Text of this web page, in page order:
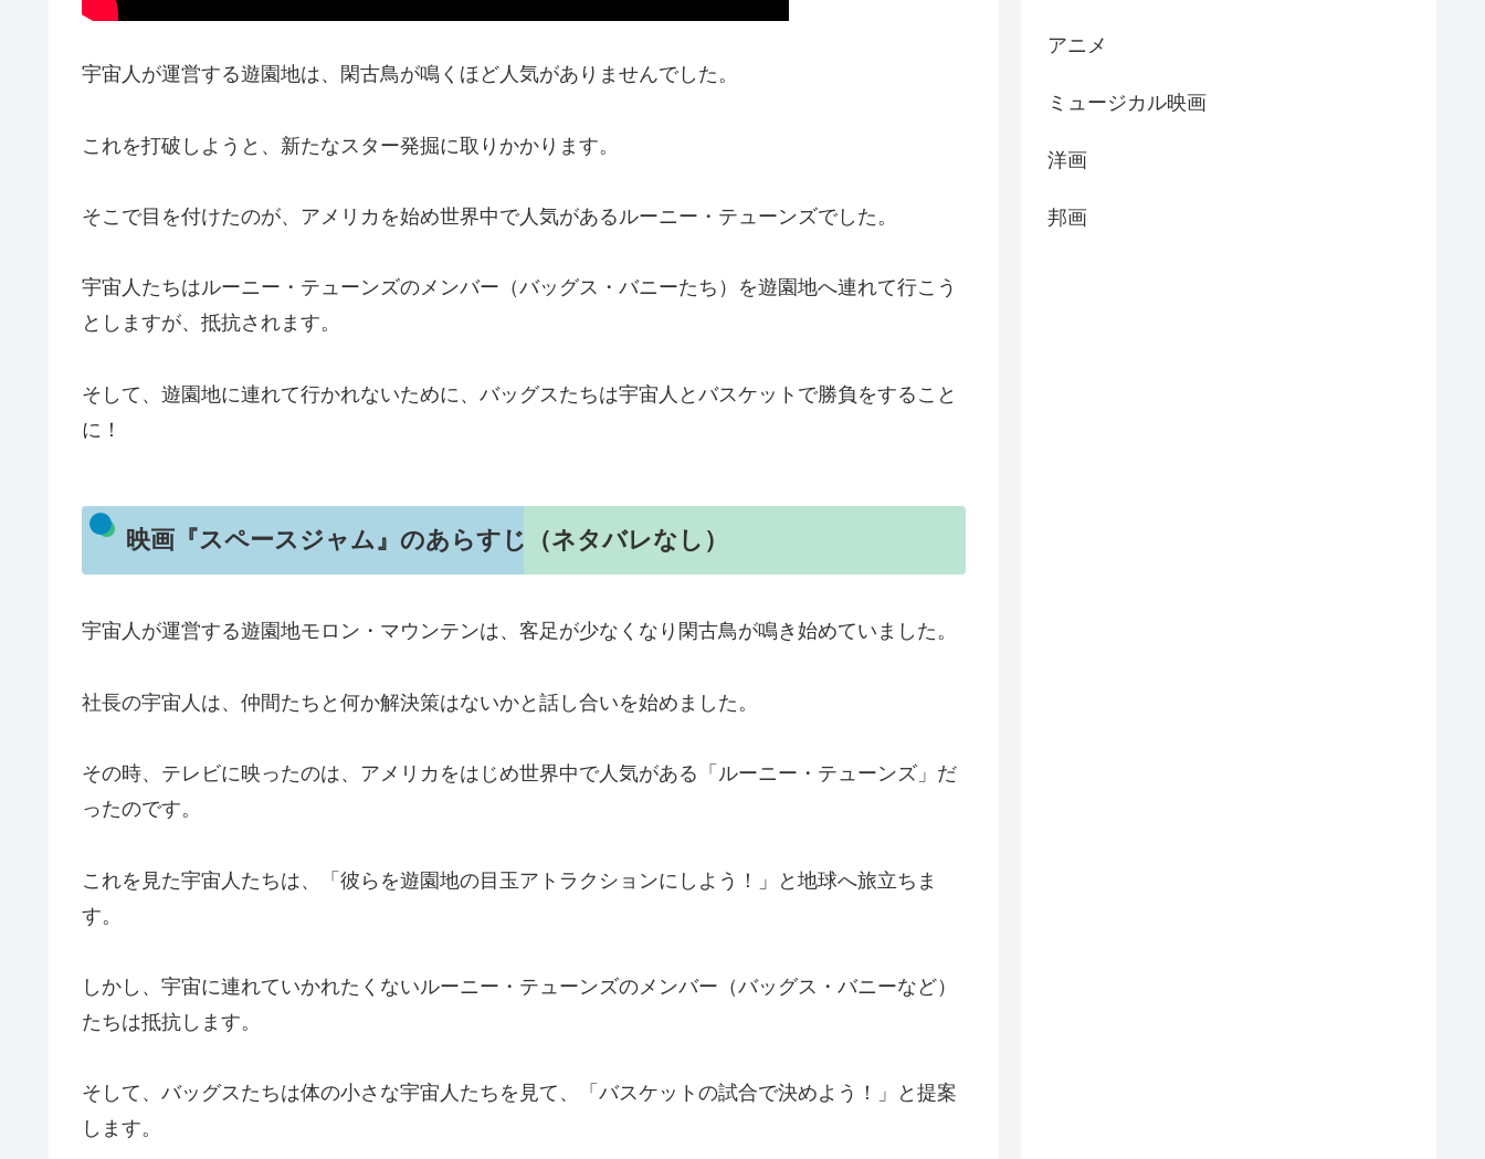
宇宙人が運営する遊園地は、閑古鳥が鳴くほど人気がありませんでした。
これを打破しようと、新たなスター発掘に取りかかります。
そこで目を付けたのが、アメリカを始め世界中で人気があるルーニー・テューンズでした。
宇宙人たちはルーニー・テューンズのメンバー（バッグス・バニーたち）を遊園地へ連れて行こう
としますが、抵抗されます。
そして、遊園地に連れて行かれないために、バッグスたちは宇宙人とバスケットで勝負をすること
に！
映画『スペースジャム』のあらすじ（ネタバレなし）
宇宙人が運営する遊園地モロン・マウンテンは、客足が少なくなり閑古鳥が鳴き始めていました。
社長の宇宙人は、仲間たちと何か解決策はないかと話し合いを始めました。
その時、テレビに映ったのは、アメリカをはじめ世界中で人気がある「ルーニー・テューンズ」だ
ったのです。
これを見た宇宙人たちは、「彼らを遊園地の目玉アトラクションにしよう！」と地球へ旅立ちま
す。
しかし、宇宙に連れていかれたくないルーニー・テューンズのメンバー（バッグス・バニーなど）
たちは抵抗します。
そして、バッグスたちは体の小さな宇宙人たちを見て、「バスケットの試合で決めよう！」と提案
します。
アニメ
ミュージカル映画
洋画
邦画